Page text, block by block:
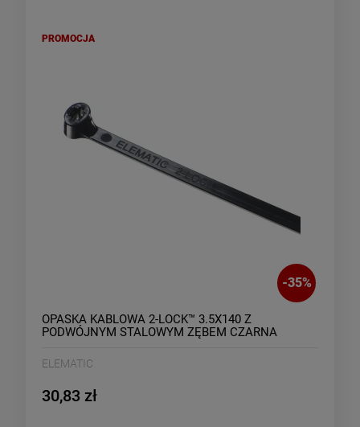
-35%
OPASKA KABLOWA 2-LOCK™ 3.5X140 Z
PODWÓJNYM STALOWYM ZĘBEM CZARNA
ELEMATIC
30,83 zł
PROMOCJA